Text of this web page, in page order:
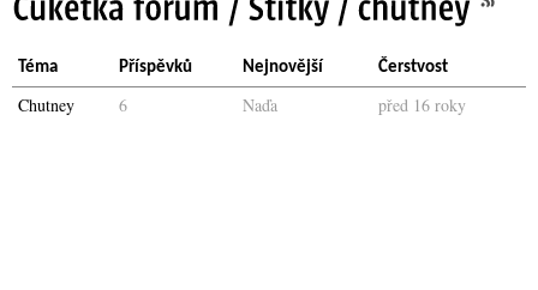
Téma Příspěvků Nejnovější Čerstvost
Chutney 6 Naďa před 16 roky